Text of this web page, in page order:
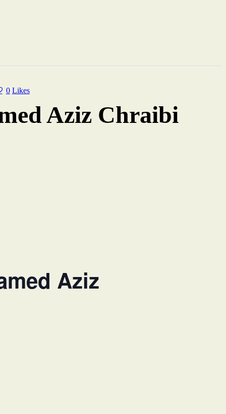
0 Likes
Aziz Chraibi
Aziz